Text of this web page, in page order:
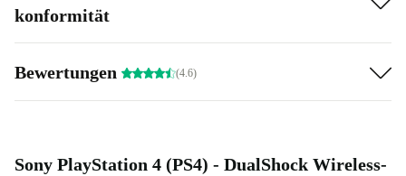
konformität
Bewertungen (4.6)
Sony PlayStation 4 (PS4) - DualShock Wireless-